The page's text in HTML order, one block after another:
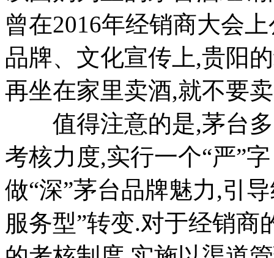
曾在2016年经销商大会
品牌、文化宣传上,贵阳
再坐在家里卖酒,就不要
值得注意的是,茅台多
考核力度,实行一个“严”
做“深”茅台品牌魅力,引
服务型”转变.对于经销